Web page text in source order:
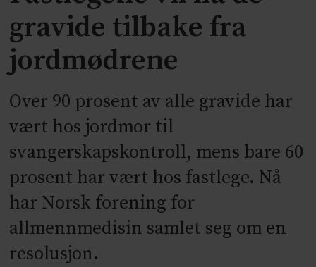
gravide tilbake fra
jordmødrene
Over 90 prosent av alle gravide har
vært hos jordmor til
svangerskapskontroll, mens bare 60
prosent har vært hos fastlege. Nå
har Norsk forening for
allmennmedisin samlet seg om en
resolusjon.